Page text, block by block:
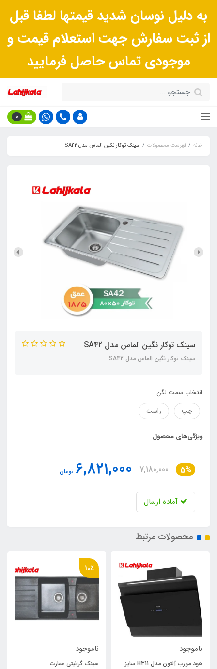
به دلیل نوسان شدید قیمتها لطفا قبل
از ثبت سفارش جهت استعلام قیمت و
موجودی تماس حاصل فرمایید
0
خانه فهرست محصولات سینک توکار نگین الماس مدل SA42
سینک توکار نگین الماس مدل SA42
سینک توکار نگین الماس مدل SA42
انتخاب سمت لگن:
چپ
راست
ویژگی‌های محصول
5%
7,180,000
6,821,000 تومان
آماده ارسال
محصولات مرتبط
ناموجود
هود مورب آلتون مدل H311 سایز
10٪
ناموجود
سینک گرانیتی عمارت